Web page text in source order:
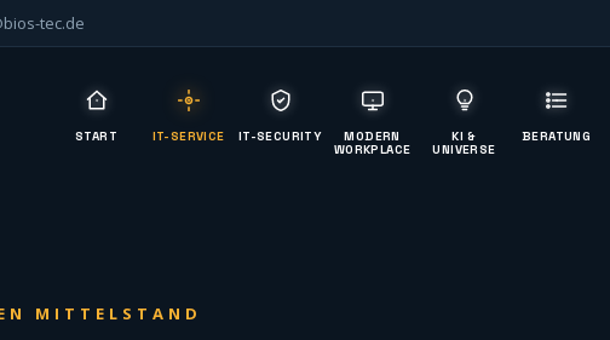
tec.de
START IT-SERVICE IT-SECURITY
MODERN
WORKPLACE
KI &
UNIVERSE
BERATUNG
MITTELSTAND